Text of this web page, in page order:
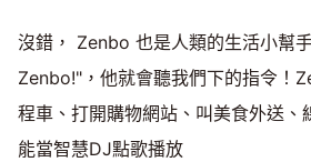
沒錯， Zenbo 也是人類的生活小幫
Zenbo!"，他就會聽我們下的指令！
程車、打開購物網站、叫美食外送、
能當智慧DJ點歌播放